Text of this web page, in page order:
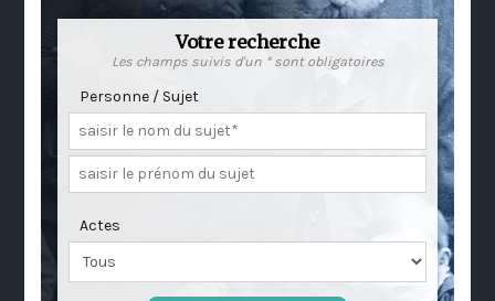
Votre recherche
Les champs suivis d'un * sont obligatoires
Personne / Sujet
Actes